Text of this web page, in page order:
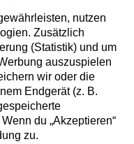
Einstellungen